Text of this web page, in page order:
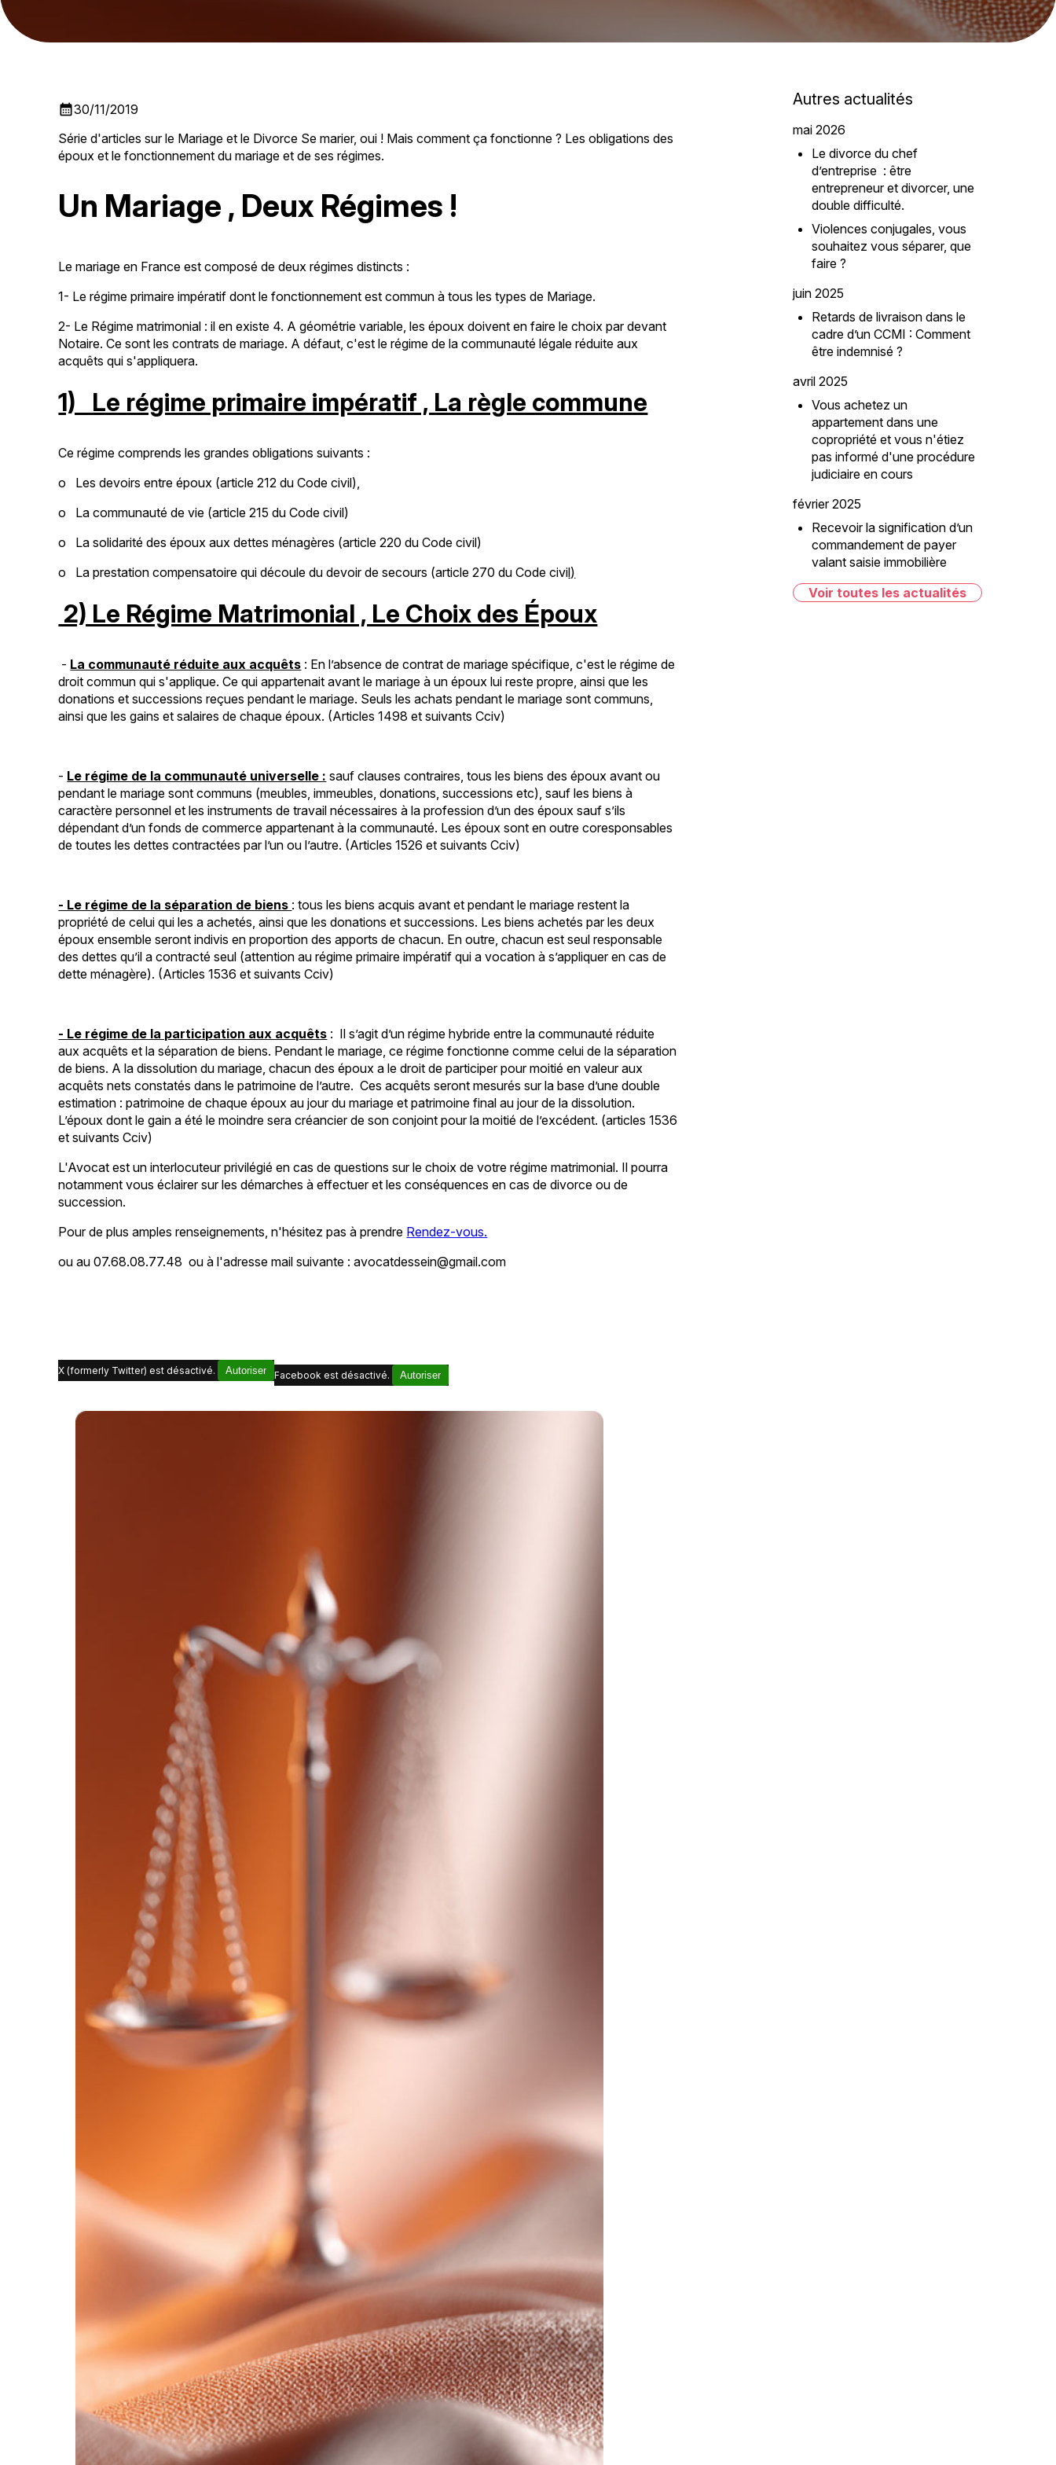
calendar_month30/11/2019
Série d'articles sur le Mariage et le Divorce Se marier, oui ! Mais comment ça fonctionne ? Les obligations des
époux et le fonctionnement du mariage et de ses régimes.
Un Mariage , Deux Régimes !
Le mariage en France est composé de deux régimes distincts :
1- Le régime primaire impératif dont le fonctionnement est commun à tous les types de Mariage.
2- Le Régime matrimonial : il en existe 4. A géométrie variable, les époux doivent en faire le choix par devant
Notaire. Ce sont les contrats de mariage. A défaut, c'est le régime de la communauté légale réduite aux
acquêts qui s'appliquera.
1) Le régime primaire impératif , La règle commune
Ce régime comprends les grandes obligations suivants :
o Les devoirs entre époux (article 212 du Code civil),
o La communauté de vie (article 215 du Code civil)
o La solidarité des époux aux dettes ménagères (article 220 du Code civil)
o La prestation compensatoire qui découle du devoir de secours (article 270 du Code civil)
2) Le Régime Matrimonial , Le Choix des Époux
- La communauté réduite aux acquêts : En l’absence de contrat de mariage spécifique, c'est le régime de
droit commun qui s'applique. Ce qui appartenait avant le mariage à un époux lui reste propre, ainsi que les
donations et successions reçues pendant le mariage. Seuls les achats pendant le mariage sont communs,
ainsi que les gains et salaires de chaque époux. (Articles 1498 et suivants Cciv)
- Le régime de la communauté universelle : sauf clauses contraires, tous les biens des époux avant ou
pendant le mariage sont communs (meubles, immeubles, donations, successions etc), sauf les biens à
caractère personnel et les instruments de travail nécessaires à la profession d’un des époux sauf s’ils
dépendant d’un fonds de commerce appartenant à la communauté. Les époux sont en outre coresponsables
de toutes les dettes contractées par l’un ou l’autre. (Articles 1526 et suivants Cciv)
- Le régime de la séparation de biens : tous les biens acquis avant et pendant le mariage restent la
propriété de celui qui les a achetés, ainsi que les donations et successions. Les biens achetés par les deux
époux ensemble seront indivis en proportion des apports de chacun. En outre, chacun est seul responsable
des dettes qu’il a contracté seul (attention au régime primaire impératif qui a vocation à s’appliquer en cas de
dette ménagère). (Articles 1536 et suivants Cciv)
- Le régime de la participation aux acquêts : Il s’agit d’un régime hybride entre la communauté réduite
aux acquêts et la séparation de biens. Pendant le mariage, ce régime fonctionne comme celui de la séparation
de biens. A la dissolution du mariage, chacun des époux a le droit de participer pour moitié en valeur aux
acquêts nets constatés dans le patrimoine de l’autre. Ces acquêts seront mesurés sur la base d’une double
estimation : patrimoine de chaque époux au jour du mariage et patrimoine final au jour de la dissolution.
L’époux dont le gain a été le moindre sera créancier de son conjoint pour la moitié de l’excédent. (articles 1536
et suivants Cciv)
L'Avocat est un interlocuteur privilégié en cas de questions sur le choix de votre régime matrimonial. Il pourra
notamment vous éclairer sur les démarches à effectuer et les conséquences en cas de divorce ou de
succession.
Pour de plus amples renseignements, n'hésitez pas à prendre Rendez-vous.
ou au 07.68.08.77.48 ou à l'adresse mail suivante : avocatdessein@gmail.com
X (formerly Twitter) est désactivé. Autoriser Facebook est désactivé. Autoriser
Autres actualités
mai 2026
Le divorce du chef
d’entreprise : être
entrepreneur et divorcer, une
double difficulté.
Violences conjugales, vous
souhaitez vous séparer, que
faire ?
juin 2025
Retards de livraison dans le
cadre d’un CCMI : Comment
être indemnisé ?
avril 2025
Vous achetez un
appartement dans une
copropriété et vous n'étiez
pas informé d'une procédure
judiciaire en cours
février 2025
Recevoir la signification d’un
commandement de payer
valant saisie immobilière
Voir toutes les actualités